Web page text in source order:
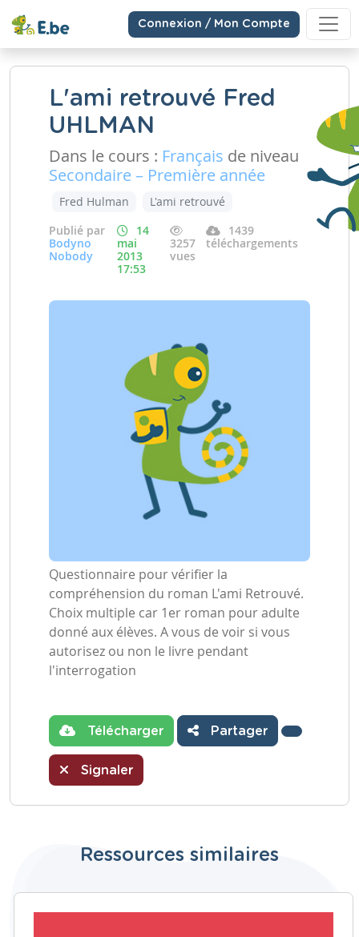
Connexion / Mon Compte
L'ami retrouvé Fred
UHLMAN
Dans le cours : Français de niveau
Secondaire – Première année
Fred Hulman
L'ami retrouvé
Publié par
Bodyno
Nobody
14
mai
2013
17:53
3257
vues
1439
téléchargements
Questionnaire pour vérifier la
compréhension du roman L'ami Retrouvé.
Choix multiple car 1er roman pour adulte
donné aux élèves. A vous de voir si vous
autorisez ou non le livre pendant
l'interrogation
Télécharger Partager
Signaler
Ressources similaires